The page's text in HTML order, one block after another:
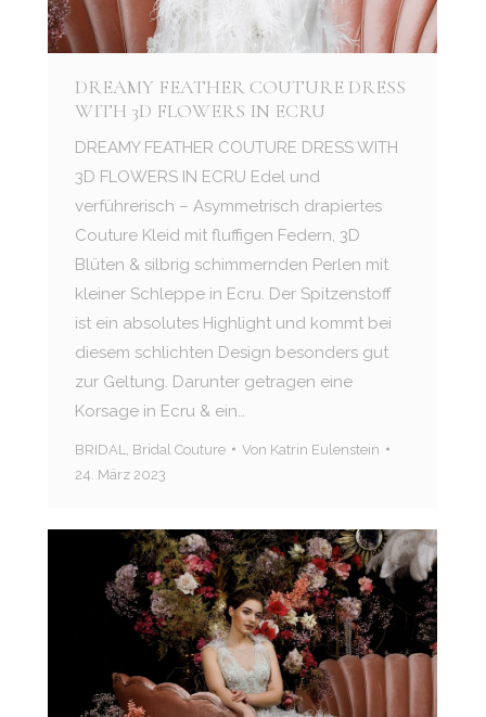
DREAMY FEATHER COUTURE DRESS
WITH 3D FLOWERS IN ECRU
DREAMY FEATHER COUTURE DRESS WITH
3D FLOWERS IN ECRU Edel und
verführerisch – Asymmetrisch drapiertes
Couture Kleid mit fluffigen Federn, 3D
Blüten & silbrig schimmernden Perlen mit
kleiner Schleppe in Ecru. Der Spitzenstoff
ist ein absolutes Highlight und kommt bei
diesem schlichten Design besonders gut
zur Geltung. Darunter getragen eine
Korsage in Ecru & ein…
BRIDAL Bridal Couture Von Katrin Eulenstein
24. März 2023